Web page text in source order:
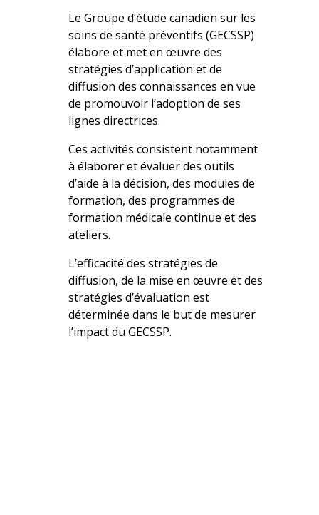
Le Groupe d’étude canadien sur les
soins de santé préventifs (GECSSP)
élabore et met en œuvre des
stratégies d’application et de
diffusion des connaissances en vue
de promouvoir l’adoption de ses
lignes directrices.
Ces activités consistent notamment
à élaborer et évaluer des outils
d’aide à la décision, des modules de
formation, des programmes de
formation médicale continue et des
ateliers.
L’efficacité des stratégies de
diffusion, de la mise en œuvre et des
stratégies d’évaluation est
déterminée dans le but de mesurer
l’impact du GECSSP.